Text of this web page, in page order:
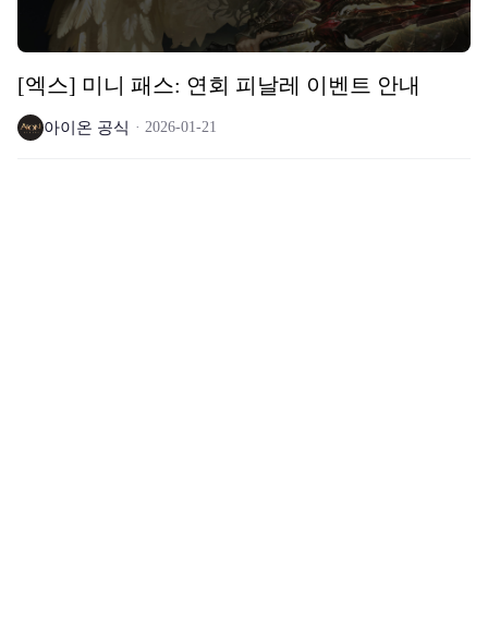
[엑스] 미니 패스: 연회 피날레 이벤트 안내
아이온 공식 2026-01-21